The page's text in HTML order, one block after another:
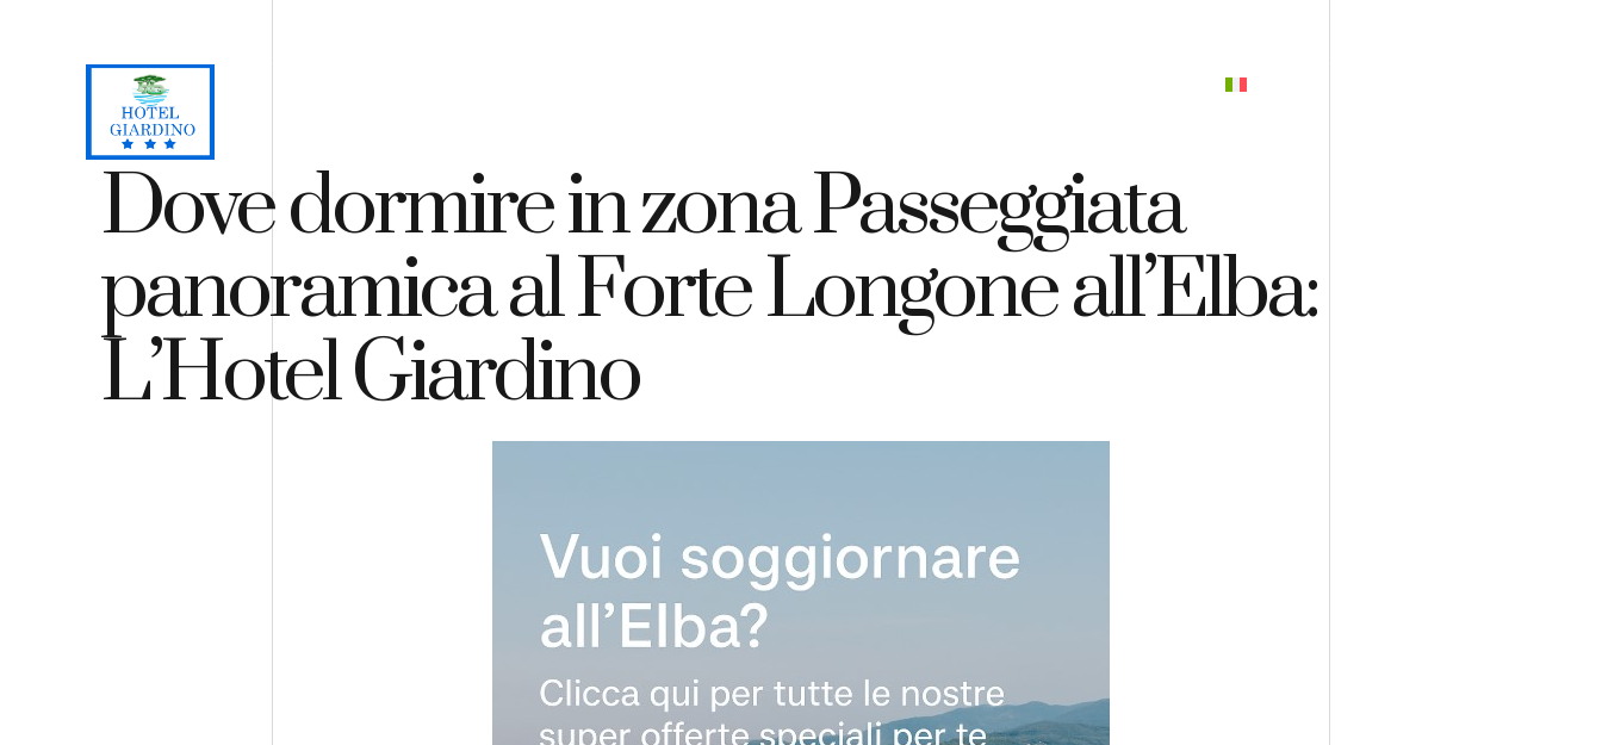
Dove dormire in zona Passeggiata
panoramica al Forte Longone all’Elba:
L’Hotel Giardino